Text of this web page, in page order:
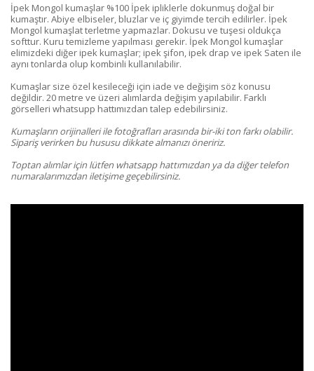
İpek Mongol kumaşlar %100 İpek ipliklerle dokunmuş doğal bir
kumaştır. Abiye elbiseler, bluzlar ve iç giyimde tercih edilirler. İpek
Mongol kumaşlat terletme yapmazlar. Dokusu ve tuşesi oldukça
softtur. Kuru temizleme yapılması gerekir. İpek Mongol kumaşlar
elimizdeki diğer ipek kumaşlar; ipek şifon, ipek drap ve ipek Saten ile
aynı tonlarda olup kombinli kullanılabilir.
Kumaşlar size özel kesileceği için iade ve değişim söz konusu
değildir. 20 metre ve üzeri alımlarda değişim yapılabilir. Farklı
görselleri whatsupp hattımızdan talep edebilirsiniz.
Kumaşların orijinalleri ile fotoğrafları arasında bir-iki ton farkı olabilir.
Sipariş verirken bu hususu dikkate almanızı öneririz.
Toptan alımlar için lütfen whatsapp hattımızdan ya da diğer telefon
numaralarımızdan iletişime geçebilirsiniz.